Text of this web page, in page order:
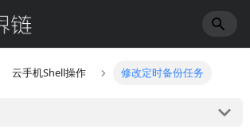
云手机Shell操作 修改定时备份任务